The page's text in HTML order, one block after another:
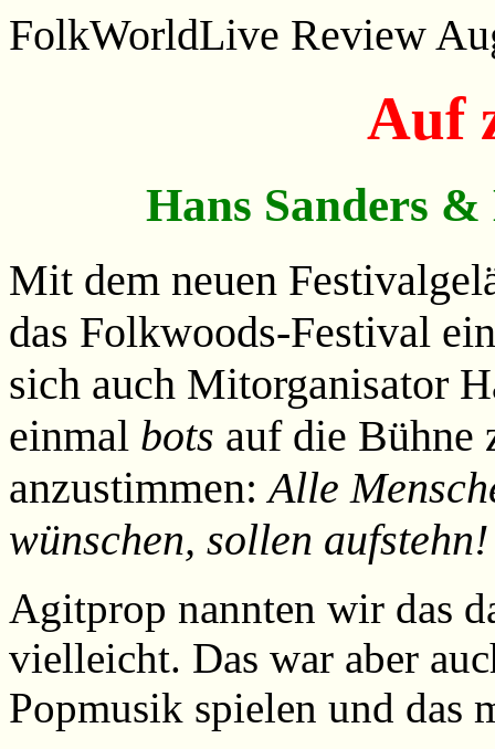
FolkWorldLive Review
Auf
Hans Sanders &
Mit dem neuen
das Folkwoods-Festival
sich auch Mitorganisator
einmal bots auf die Bühne
anzustimmen:Alle
wünschen, sollen aufstehn!
Agitprop nannten wir das
vielleicht. Das war aber
Popmusik spielen und das